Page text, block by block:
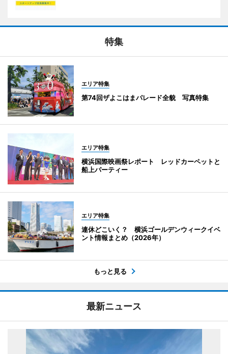
特集
エリア特集
第74回ザよこはまパレード全貌 写真特集
エリア特集
横浜国際映画祭レポート レッドカーペットと
船上パーティー
エリア特集
連休どこいく？ 横浜ゴールデンウィークイベ
ント情報まとめ（2026年）
もっと見る
最新ニュース